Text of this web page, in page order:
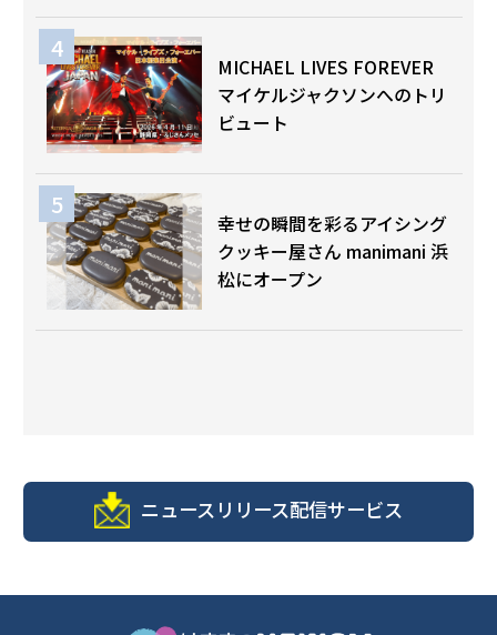
MICHAEL LIVES FOREVER
マイケルジャクソンへのトリ
ビュート
幸せの瞬間を彩るアイシング
クッキー屋さん manimani 浜
松にオープン
ニュースリリース配信サービス